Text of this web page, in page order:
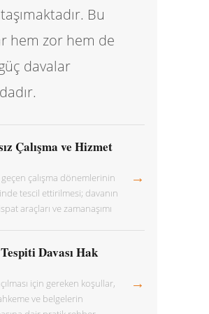
Bu
hem zor hem de
davalar
Çalışma ve Hizmet
geçen çalışma dönemlerinin
tescil ettirilmesi; davanın
araçları ve zamanaşımı
→
Davası Hak
için gereken koşullar,
ve belgelerin
→